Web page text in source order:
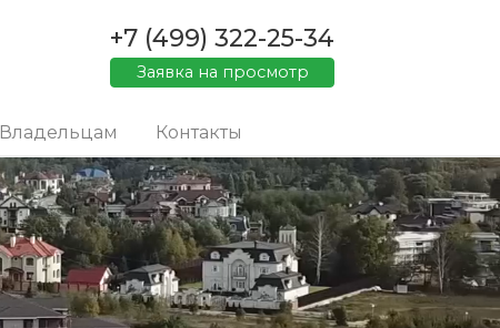
+7 (499) 322-25-34
Заявка на просмотр
Владельцам Контакты